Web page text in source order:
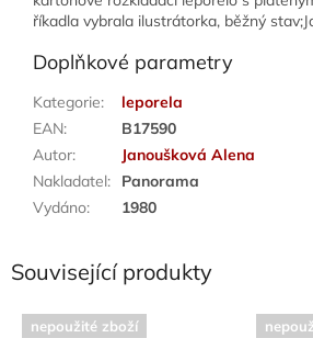
říkadla vybrala ilustrátorka, běžný
Doplňkové parametry
Kategorie:
leporela
EAN:
B17590
Autor:
Janoušková Alena
Nakladatel:
Panorama
Vydáno: 1980
Související produkty
nepoužité zboží